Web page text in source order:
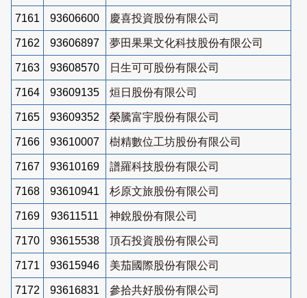
7161 93606600 慶喜投資股份有限公司
7162 93606897 夢田果果文化科技股份有限公司
7163 93608570 日生可可股份有限公司
7164 93609135 烜日股份有限公司
7165 93609352 榮騰富宇股份有限公司
7166 93610007 樹精數位工坊股份有限公司
7167 93610169 譜羅科技股份有限公司
7168 93610941 杉原文旅股份有限公司
7169 93611511 神銳股份有限公司
7170 93615538 頂石投資股份有限公司
7171 93615946 美茄國際股份有限公司
7172 93616831 參拾共好股份有限公司